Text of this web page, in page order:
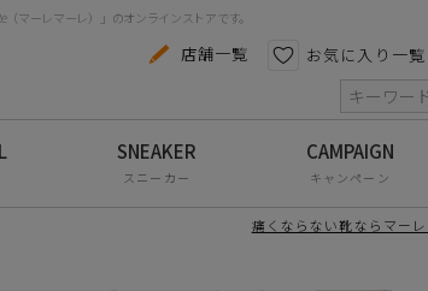
マーレマーレ）」のオンラインストアです。
店舗一覧 お気に入り一覧
スニーカー キャンペーン
痛くならない靴ならマー
、色味の濃淡に多少の個体差が生じる場合が
ができませんのでご了承いただきますようお
)
部分EVA
ォートシューズ
ス
カー
色から探す